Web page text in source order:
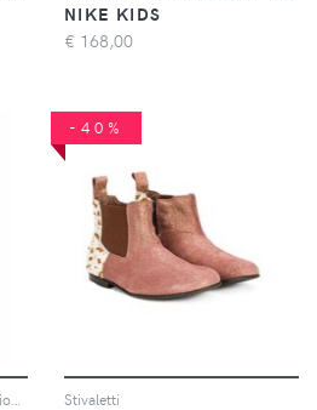
NIKE KIDS
€ 168,00
-40%
Stivaletti